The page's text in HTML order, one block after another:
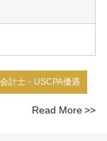
会計士・USCPA優遇
Read More